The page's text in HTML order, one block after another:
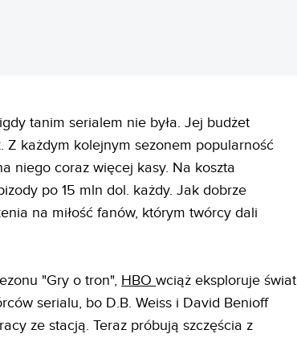
tanim serialem nie była. Jej budżet
Z każdym kolejnym sezonem popularność
niego coraz więcej kasy. Na koszta
po 15 mln dol. każdy. Jak dobrze
na miłość fanów, którym twórcy dali
"Gry o tron", HBOwciąż eksploruje świat
serialu, bo D.B. Weiss i David Benioff
ze stacją. Teraz próbują szczęścia z